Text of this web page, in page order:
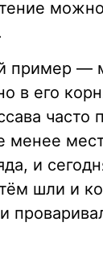
пример —
в его
часто
менее
и
шли и